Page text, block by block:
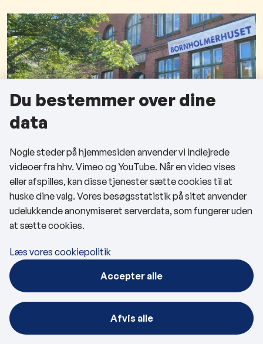
Kig forbi Bornholmerhuset på
Kirkepladsen
Publiceret 08-06-2026
Gode, blandede bornholmske kræfter inviterer
Folkemødets gæster til aktuelle debatter, der berører både
Bornholm og resten af landet. I år kan man også lære det
bornholmske sprog at kende. Det hele fo...
Du bestemmer over dine
data
Nogle steder på hjemmesiden anvender vi indlejrede
videoer fra hhv. Vimeo og YouTube. Når en video vises
eller afspilles, kan disse tjenester sætte cookies til at
huske dine valg. Vores besøgsstatistik på sitet anvender
udelukkende anonymiseret serverdata, som fungerer uden
at sætte cookies.
Læs vores cookiepolitik
Accepter alle
Afvis alle